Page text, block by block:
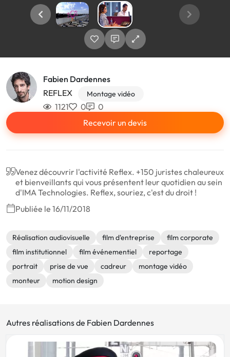
Fabien Dardennes
REFLEX
Montage vidéo
1121 0
0
Recevoir un devis
Venez découvrir l'activité Reflex. +150 juristes chaleureux
et bienveillants qui vous présentent leur quotidien au sein
d'IMA Technologies. Reflex, souriez, c'est du droit !
Publiée le 16/11/2018
Réalisation audiovisuelle film d'entreprise
film corporate
film institutionnel
film événementiel
reportage
portrait
prise de vue cadreur
montage vidéo
monteur
motion design
Autres réalisations de Fabien Dardennes